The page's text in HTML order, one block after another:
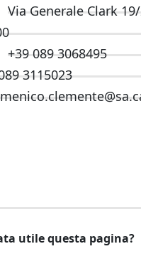
Via Generale Clark
+39 089 3068495
3115023
utile questa pagina?